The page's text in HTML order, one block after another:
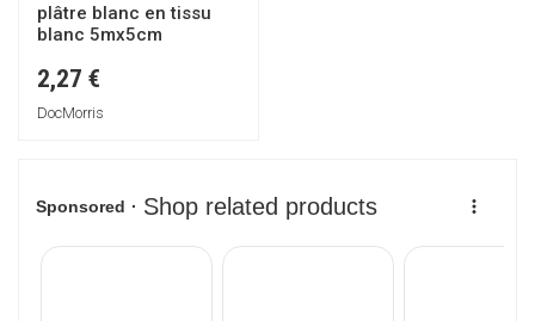
plâtre blanc en tissu
blanc 5mx5cm
2,27 €
DocMorris